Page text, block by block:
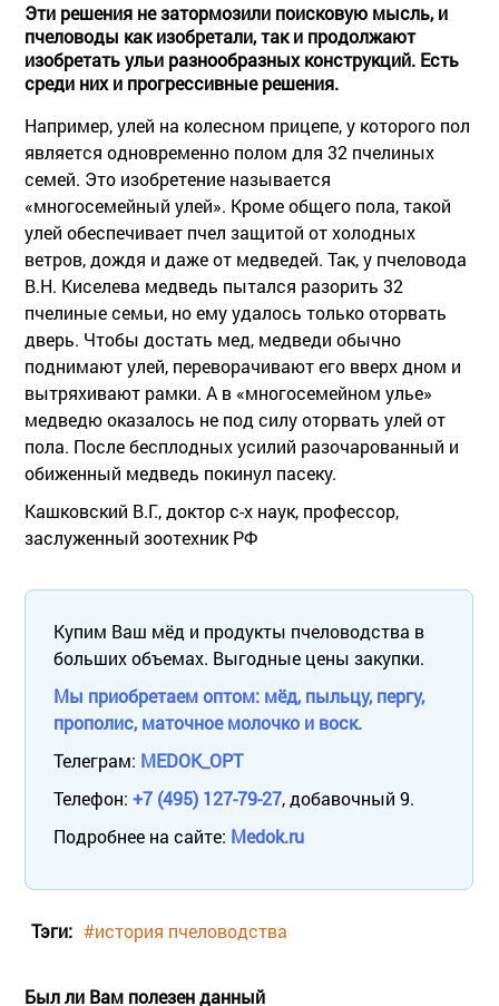
Эти решения не затормозили поисковую мысль, и
пчеловоды как изобретали, так и продолжают
изобретать ульи разнообразных конструкций. Есть
среди них и прогрессивные решения.
Например, улей на колесном прицепе, у которого пол
является одновременно полом для 32 пчелиных
семей. Это изобретение называется
«многосемейный улей». Кроме общего пола, такой
улей обеспечивает пчел защитой от холодных
ветров, дождя и даже от медведей. Так, у пчеловода
В.Н. Киселева медведь пытался разорить 32
пчелиные семьи, но ему удалось только оторвать
дверь. Чтобы достать мед, медведи обычно
поднимают улей, переворачивают его вверх дном и
вытряхивают рамки. А в «многосемейном улье»
медведю оказалось не под силу оторвать улей от
пола. После бесплодных усилий разочарованный и
обиженный медведь покинул пасеку.
Кашковский В.Г., доктор с-х наук, профессор,
заслуженный зоотехник РФ
Купим Ваш мёд и продукты пчеловодства в
больших объемах. Выгодные цены закупки.
Мы приобретаем оптом: мёд, пыльцу, пергу,
прополис, маточное молочко и воск.
Телеграм: MEDOK_OPT
Телефон: +7 (495) 127-79-27, добавочный 9.
Подробнее на сайте: Medok.ru
Тэги: #история пчеловодства
Был ли Вам полезен данный